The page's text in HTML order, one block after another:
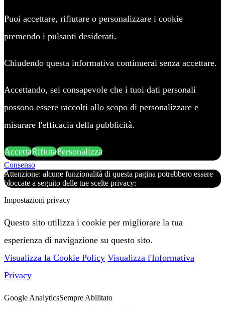
Puoi accettare, rifiutare o personalizzare i cookie
premendo i pulsanti desiderati.
Chiudendo questa informativa continuerai senza accettare.
Accettando, sei consapevole che i tuoi dati personali
possono essere raccolti allo scopo di personalizzare e
misurare l'efficacia della pubblicità.
AccettaRifiutaPersonalizza
Consenso
Attenzione: alcune funzionalità di questa pagina potrebbero essere
bloccate a seguito delle tue scelte privacy:
Impostazioni privacy
Questo sito utilizza i cookie per migliorare la tua
esperienza di navigazione su questo sito.
Visualizza la Cookie Policy Visualizza l'Informativa
Privacy
Google AnalyticsSempre Abilitato